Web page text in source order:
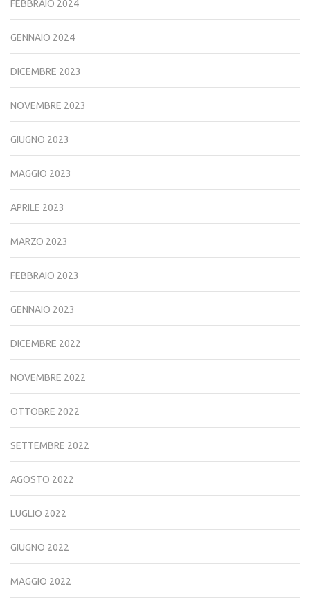
FEBBRAIO 2024
GENNAIO 2024
DICEMBRE 2023
NOVEMBRE 2023
GIUGNO 2023
MAGGIO 2023
APRILE 2023
MARZO 2023
FEBBRAIO 2023
GENNAIO 2023
DICEMBRE 2022
NOVEMBRE 2022
OTTOBRE 2022
SETTEMBRE 2022
AGOSTO 2022
LUGLIO 2022
GIUGNO 2022
MAGGIO 2022